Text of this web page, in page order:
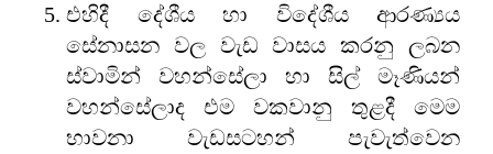
එහිදී දේශීය හා විදේශීය ආරණ්‍යය
සේනාසන වල වැඩ වාසය කරනු ලබන
ස්වාමින් වහන්සේලා හා සිල් මෑණියන්
වහන්සේලාද එම වකවානු තුළදී මෙම
භාවනා වැඩසටහන් පැවැත්වෙන